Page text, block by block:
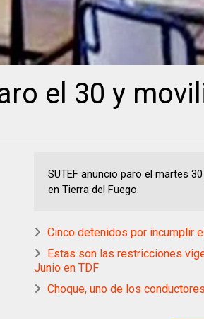
el 30 y
SUTEF anuncio paro el martes
en Tierra del Fuego.
Cinco detenidos por incumplir
Estas son las restricciones
Junio en TDF
Choque, uno de los